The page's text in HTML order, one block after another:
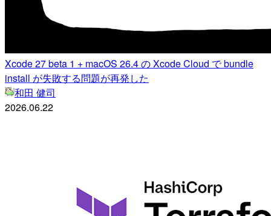
Xcode 27 beta 1 + macOS 26.4 の Xcode Cloud で bundle
install が失敗する問題が再発した
和田 健司
2026.06.22